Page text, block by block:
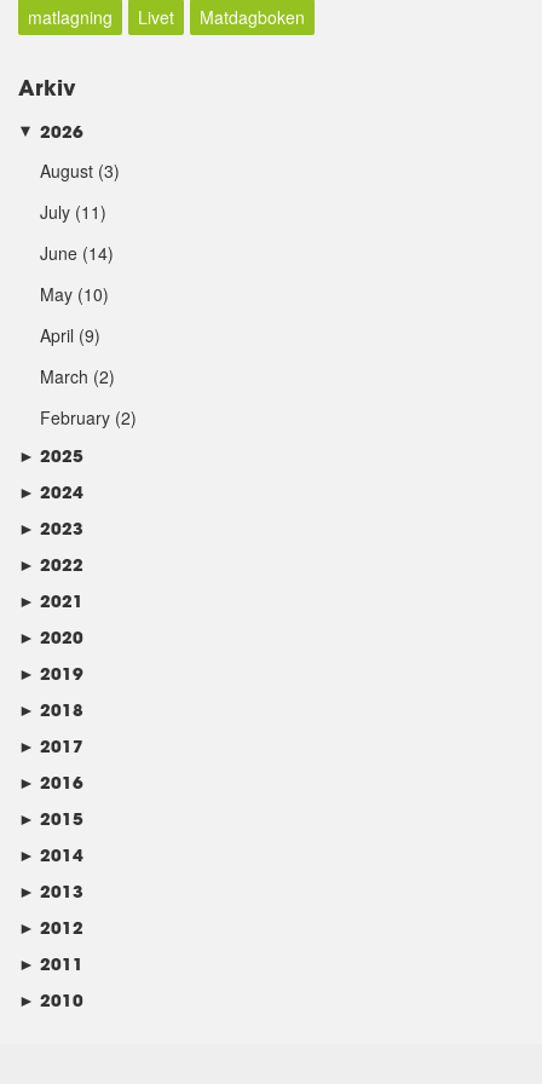
matlagning
Livet Matdagboken
Arkiv
► 2026
August (3)
July (11)
June (14)
May (10)
April (9)
March (2)
February (2)
► 2025
► 2024
► 2023
► 2022
► 2021
► 2020
► 2019
► 2018
► 2017
► 2016
► 2015
► 2014
► 2013
► 2012
► 2011
► 2010